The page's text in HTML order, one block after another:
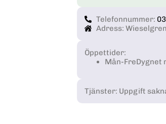
Telefonnummer:
Adress:
Öppettider:
Mån-FreDygnet
Tjänster: Uppgift